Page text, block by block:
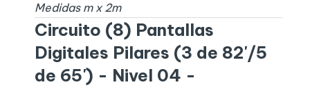
Medidas m x 2m
Circuito (8) Pantallas
Digitales Pilares (3 de 82'/5
de 65') - Nivel 04 -